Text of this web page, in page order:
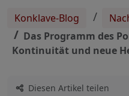
Konklave-Blog
Das Programm des
Kontinuität und neue
Diesen Artikel teilen